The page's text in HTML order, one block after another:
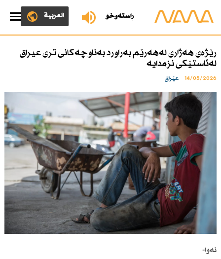
ڕاستەوخۆ العربية
رێژەی هەژاری لەهەرێم بەراورد بەناوچەكانی تری عیراق
لەئاستێكی نزمدایە
14/05/2026 عێراق
نەوا-